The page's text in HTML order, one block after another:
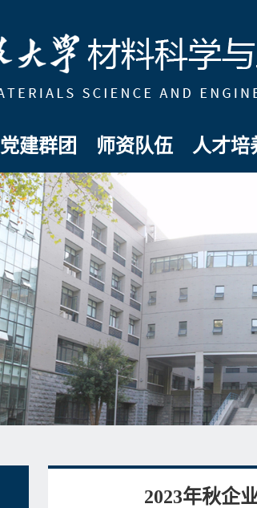
党建群团 师资队伍 人才培
2023年秋企